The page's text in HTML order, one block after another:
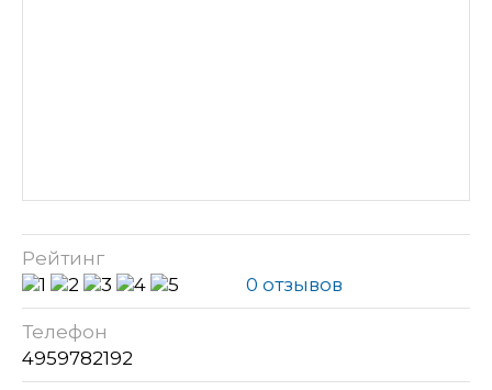
Рейтинг
0 отзывов
Телефон
4959782192